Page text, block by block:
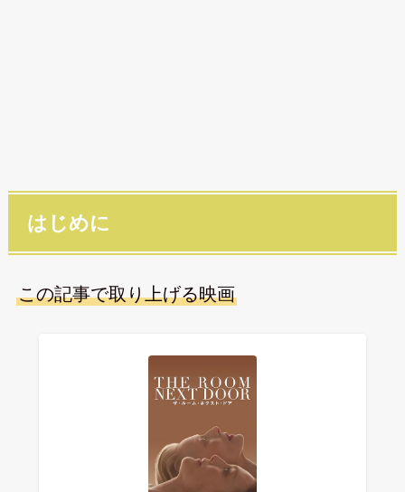
はじめに
この記事で取り上げる映画